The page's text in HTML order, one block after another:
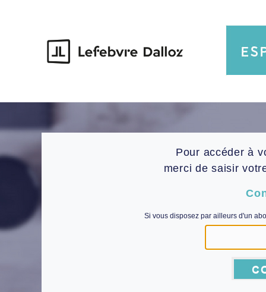
Pour accéder à
merci de saisir
Si vous disposez par ailleurs d'un